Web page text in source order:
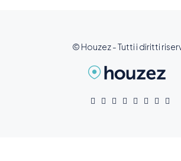
© Houzez - Tutti i diritti